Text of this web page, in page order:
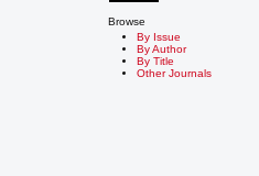
Browse
By Issue
By Author
By Title
Other Journals